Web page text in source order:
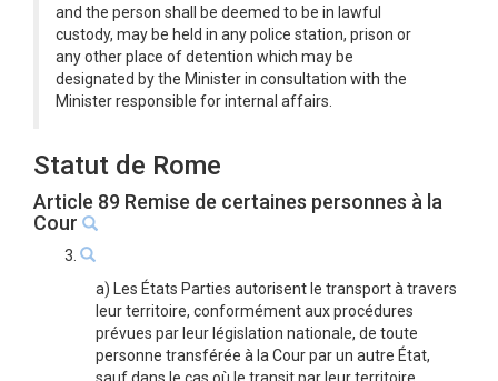
and the person shall be deemed to be in lawful
custody, may be held in any police station, prison or
any other place of detention which may be
designated by the Minister in consultation with the
Minister responsible for internal affairs.
Statut de Rome
Article 89 Remise de certaines personnes à la
Cour
3.
a) Les États Parties autorisent le transport à travers
leur territoire, conformément aux procédures
prévues par leur législation nationale, de toute
personne transférée à la Cour par un autre État,